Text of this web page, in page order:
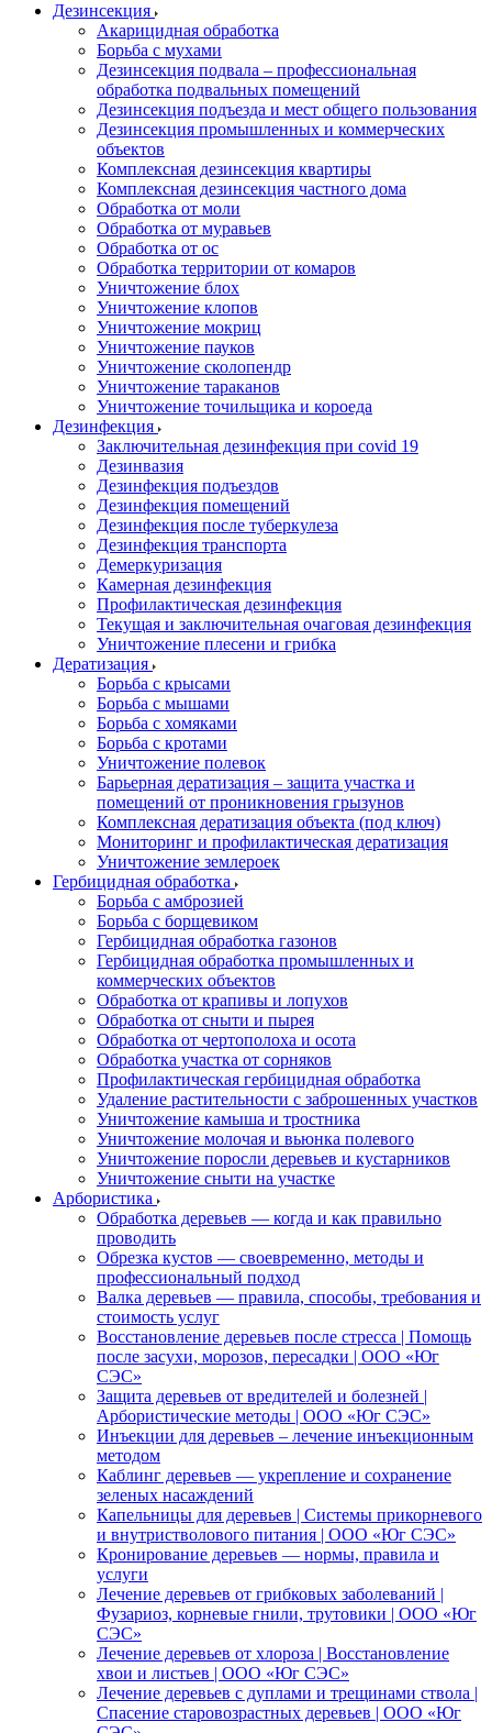
Дезинсекция
Акарицидная обработка
Борьба с мухами
Дезинсекция подвала – профессиональная
обработка подвальных помещений
Дезинсекция подъезда и мест общего пользования
Дезинсекция промышленных и коммерческих
объектов
Комплексная дезинсекция квартиры
Комплексная дезинсекция частного дома
Обработка от моли
Обработка от муравьев
Обработка от ос
Обработка территории от комаров
Уничтожение блох
Уничтожение клопов
Уничтожение мокриц
Уничтожение пауков
Уничтожение сколопендр
Уничтожение тараканов
Уничтожение точильщика и короеда
Дезинфекция
Заключительная дезинфекция при covid 19
Дезинвазия
Дезинфекция подъездов
Дезинфекция помещений
Дезинфекция после туберкулеза
Дезинфекция транспорта
Демеркуризация
Камерная дезинфекция
Профилактическая дезинфекция
Текущая и заключительная очаговая дезинфекция
Уничтожение плесени и грибка
Дератизация
Борьба с крысами
Борьба с мышами
Борьба с хомяками
Борьба с кротами
Уничтожение полевок
Барьерная дератизация – защита участка и
помещений от проникновения грызунов
Комплексная дератизация объекта (под ключ)
Мониторинг и профилактическая дератизация
Уничтожение землероек
Гербицидная обработка
Борьба с амброзией
Борьба с борщевиком
Гербицидная обработка газонов
Гербицидная обработка промышленных и
коммерческих объектов
Обработка от крапивы и лопухов
Обработка от сныти и пырея
Обработка от чертополоха и осота
Обработка участка от сорняков
Профилактическая гербицидная обработка
Удаление растительности с заброшенных участков
Уничтожение камыша и тростника
Уничтожение молочая и вьюнка полевого
Уничтожение поросли деревьев и кустарников
Уничтожение сныти на участке
Арбористика
Обработка деревьев — когда и как правильно
проводить
Обрезка кустов — своевременно, методы и
профессиональный подход
Валка деревьев — правила, способы, требования и
стоимость услуг
Восстановление деревьев после стресса | Помощь
после засухи, морозов, пересадки | ООО «Юг
СЭС»
Защита деревьев от вредителей и болезней |
Арбористические методы | ООО «Юг СЭС»
Инъекции для деревьев – лечение инъекционным
методом
Каблинг деревьев — укрепление и сохранение
зеленых насаждений
Капельницы для деревьев | Системы прикорневого
и внутристволового питания | ООО «Юг СЭС»
Кронирование деревьев — нормы, правила и
услуги
Лечение деревьев от грибковых заболеваний |
Фузариоз, корневые гнили, трутовики | ООО «Юг
СЭС»
Лечение деревьев от хлороза | Восстановление
хвои и листьев | ООО «Юг СЭС»
Лечение деревьев с дуплами и трещинами ствола |
Спасение старовозрастных деревьев | ООО «Юг